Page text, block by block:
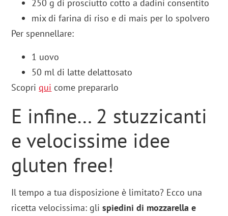
250 g di prosciutto cotto a dadini consentito
mix di farina di riso e di mais per lo spolvero
Per spennellare:
1 uovo
50 ml di latte delattosato
Scopriqui come prepararlo
E infine… 2 stuzzicanti
e velocissime idee
gluten free!
Il tempo a tua disposizione è limitato? Ecco una
ricetta velocissima: glispiedini di mozzarella e